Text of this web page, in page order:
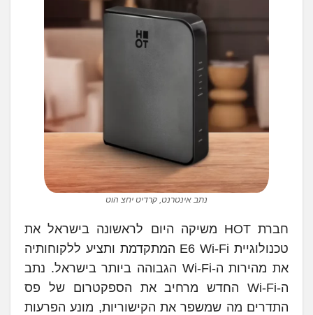
נתב אינטרנט, קרדיט יחצ הוט
חברת HOT משיקה היום לראשונה בישראל את
טכנולוגיית E6 Wi-Fi המתקדמת ותציע ללקוחותיה
את מהירות ה-Wi-Fi הגבוהה ביותר בישראל. נתב
ה-Wi-Fi החדש מרחיב את הספקטרום של פס
התדרים מה שמשפר את הקישוריות, מונע הפרעות